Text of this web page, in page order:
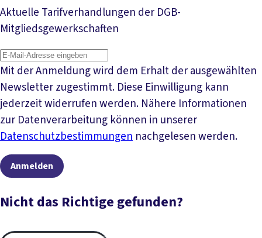
Aktuelle Tarifverhandlungen der DGB-
Mitgliedsgewerkschaften
Mit der Anmeldung wird dem Erhalt der ausgewählten
Newsletter zugestimmt. Diese Einwilligung kann
jederzeit widerrufen werden. Nähere Informationen
zur Datenverarbeitung können in unserer
Datenschutzbestimmungen nachgelesen werden.
Anmelden
Nicht das Richtige gefunden?